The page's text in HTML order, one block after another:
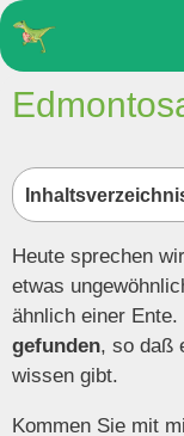
Zum
Inhalt
springen
Heute sprechen
etwas
ähnlich einer Ente.
gefunden, so daß
wissen gibt.
Kommen Sie mit